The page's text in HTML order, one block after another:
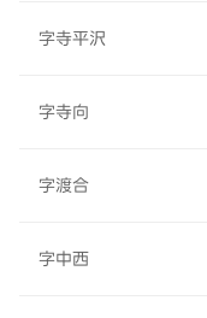
字寺平沢
字寺向
字渡合
字中西